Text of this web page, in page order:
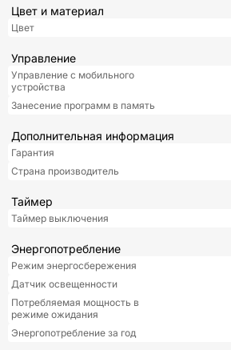
Цвет и материал
Цвет
Управление
Управление c мобильного
устройства
Занесение программ в память
Дополнительная информация
Гарантия
Страна производитель
Таймер
Таймер выключения
Энергопотребление
Режим энергосбережения
Датчик освещенности
Потребляемая мощность в
режиме ожидания
Энергопотребление за год